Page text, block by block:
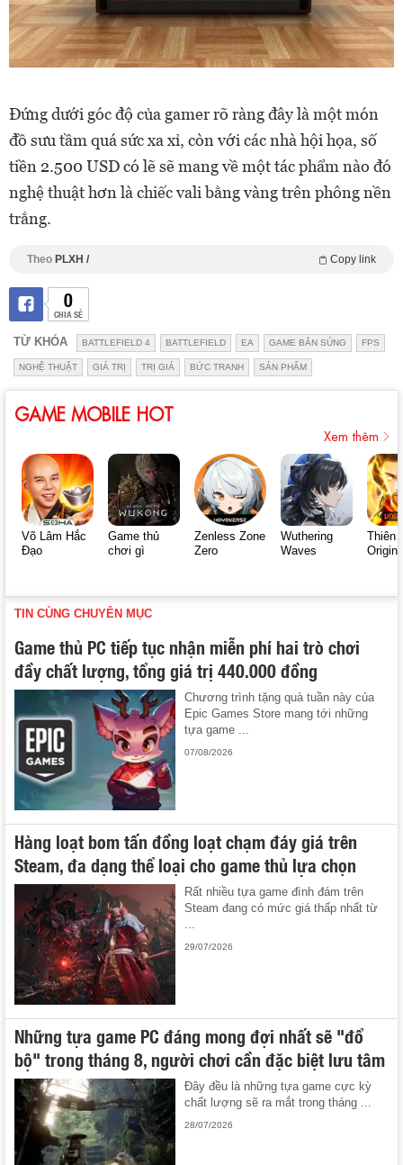
Đứng dưới góc độ của gamer rõ ràng đây là một món
đồ sưu tầm quá sức xa xỉ, còn với các nhà hội họa, số
tiền 2.500 USD có lẽ sẽ mang về một tác phẩm nào đó
nghệ thuật hơn là chiếc vali bằng vàng trên phông nền
trắng.
Theo PLXH / Copy link
0
CHIA SẺ
TỪ KHÓA BATTLEFIELD 4 BATTLEFIELD EA GAME BẮN SÚNG FPS
NGHỆ THUẬT GIÁ TRỊ TRỊ GIÁ BỨC TRANH SẢN PHẨM
GAME MOBILE HOT
Xem thêm
Võ Lâm Hắc
Đạo
Game thủ
chơi gì
Zenless Zone
Zero
Wuthering
Waves
Thiên
Origin
TIN CÙNG CHUYÊN MỤC
Game thủ PC tiếp tục nhận miễn phí hai trò chơi
đầy chất lượng, tổng giá trị 440.000 đồng
Chương trình tặng quà tuần này của
Epic Games Store mang tới những
tựa game ...
07/08/2026
Hàng loạt bom tấn đồng loạt chạm đáy giá trên
Steam, đa dạng thể loại cho game thủ lựa chọn
Rất nhiều tựa game đình đám trên
Steam đang có mức giá thấp nhất từ
...
29/07/2026
Những tựa game PC đáng mong đợi nhất sẽ "đổ
bộ" trong tháng 8, người chơi cần đặc biệt lưu tâm
Đây đều là những tựa game cực kỳ
chất lượng sẽ ra mắt trong tháng ...
28/07/2026